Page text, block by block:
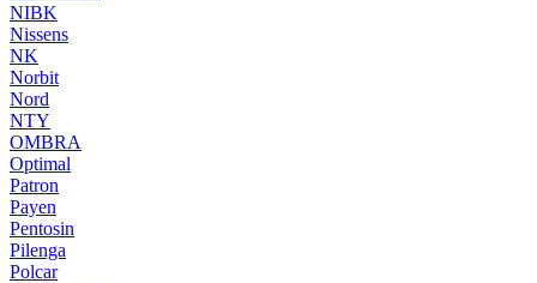
NIBK
Nissens
NK
Norbit
Nord
NTY
OMBRA
Optimal
Patron
Payen
Pentosin
Pilenga
Polcar